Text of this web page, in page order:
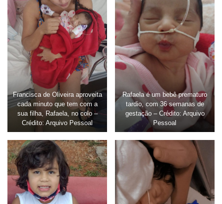
Francisca de Oliveira aproveita
cada minuto que tem com a
sua filha, Rafaela, no colo –
Crédito: Arquivo Pessoal
Rafaela é um bebê prematuro
tardio, com 36 semanas de
gestação – Crédito: Arquivo
Pessoal